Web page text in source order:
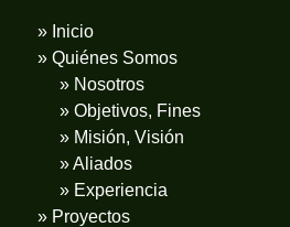
» Inicio
» Quiénes Somos
» Nosotros
» Objetivos, Fines
» Misión, Visión
» Aliados
» Experiencia
» Proyectos